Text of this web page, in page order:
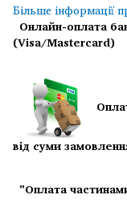
Більше інформації
Онлайн-оплата
(Visa/Mastercard)
від суми
"Оплата